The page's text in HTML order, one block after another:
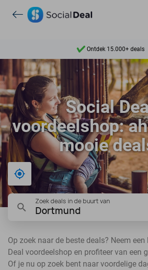
7 dagen per week
10+ miljoen leden
Ontdek 15.000+ deals
Social
voordeelshop:
mooie
Bij mij in de buurt
Zoek deals in de buurt van
Dortmund
Op zoek naar de beste deals? Neem
Deal voordeelshop en profiteer van een
Of je nu op zoek bent naar voordelige